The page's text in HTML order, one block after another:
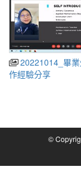
20221014_畢業外籍校友工
作經驗分享
©